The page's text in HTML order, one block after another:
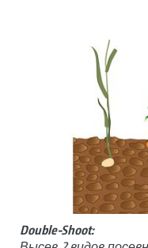
Double-Shoot: